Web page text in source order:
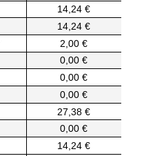
14,24 €
14,24 €
2,00 €
0,00 €
0,00 €
0,00 €
27,38 €
0,00 €
14,24 €